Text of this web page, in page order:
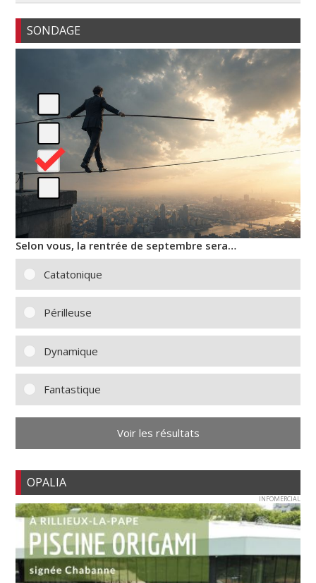
SONDAGE
Selon vous, la rentrée de septembre sera…
Catatonique
Périlleuse
Dynamique
Fantastique
Voir les résultats
OPALIA
INFOMERCIAL